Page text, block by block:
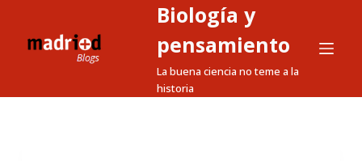
a
Biología y
pensamiento
La buena ciencia no teme a la
historia